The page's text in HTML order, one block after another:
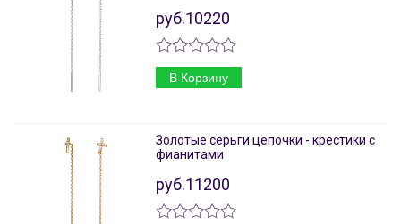
руб.10220
В Корзину
Золотые серьги цепочки - крестики с
фианитами
руб.11200